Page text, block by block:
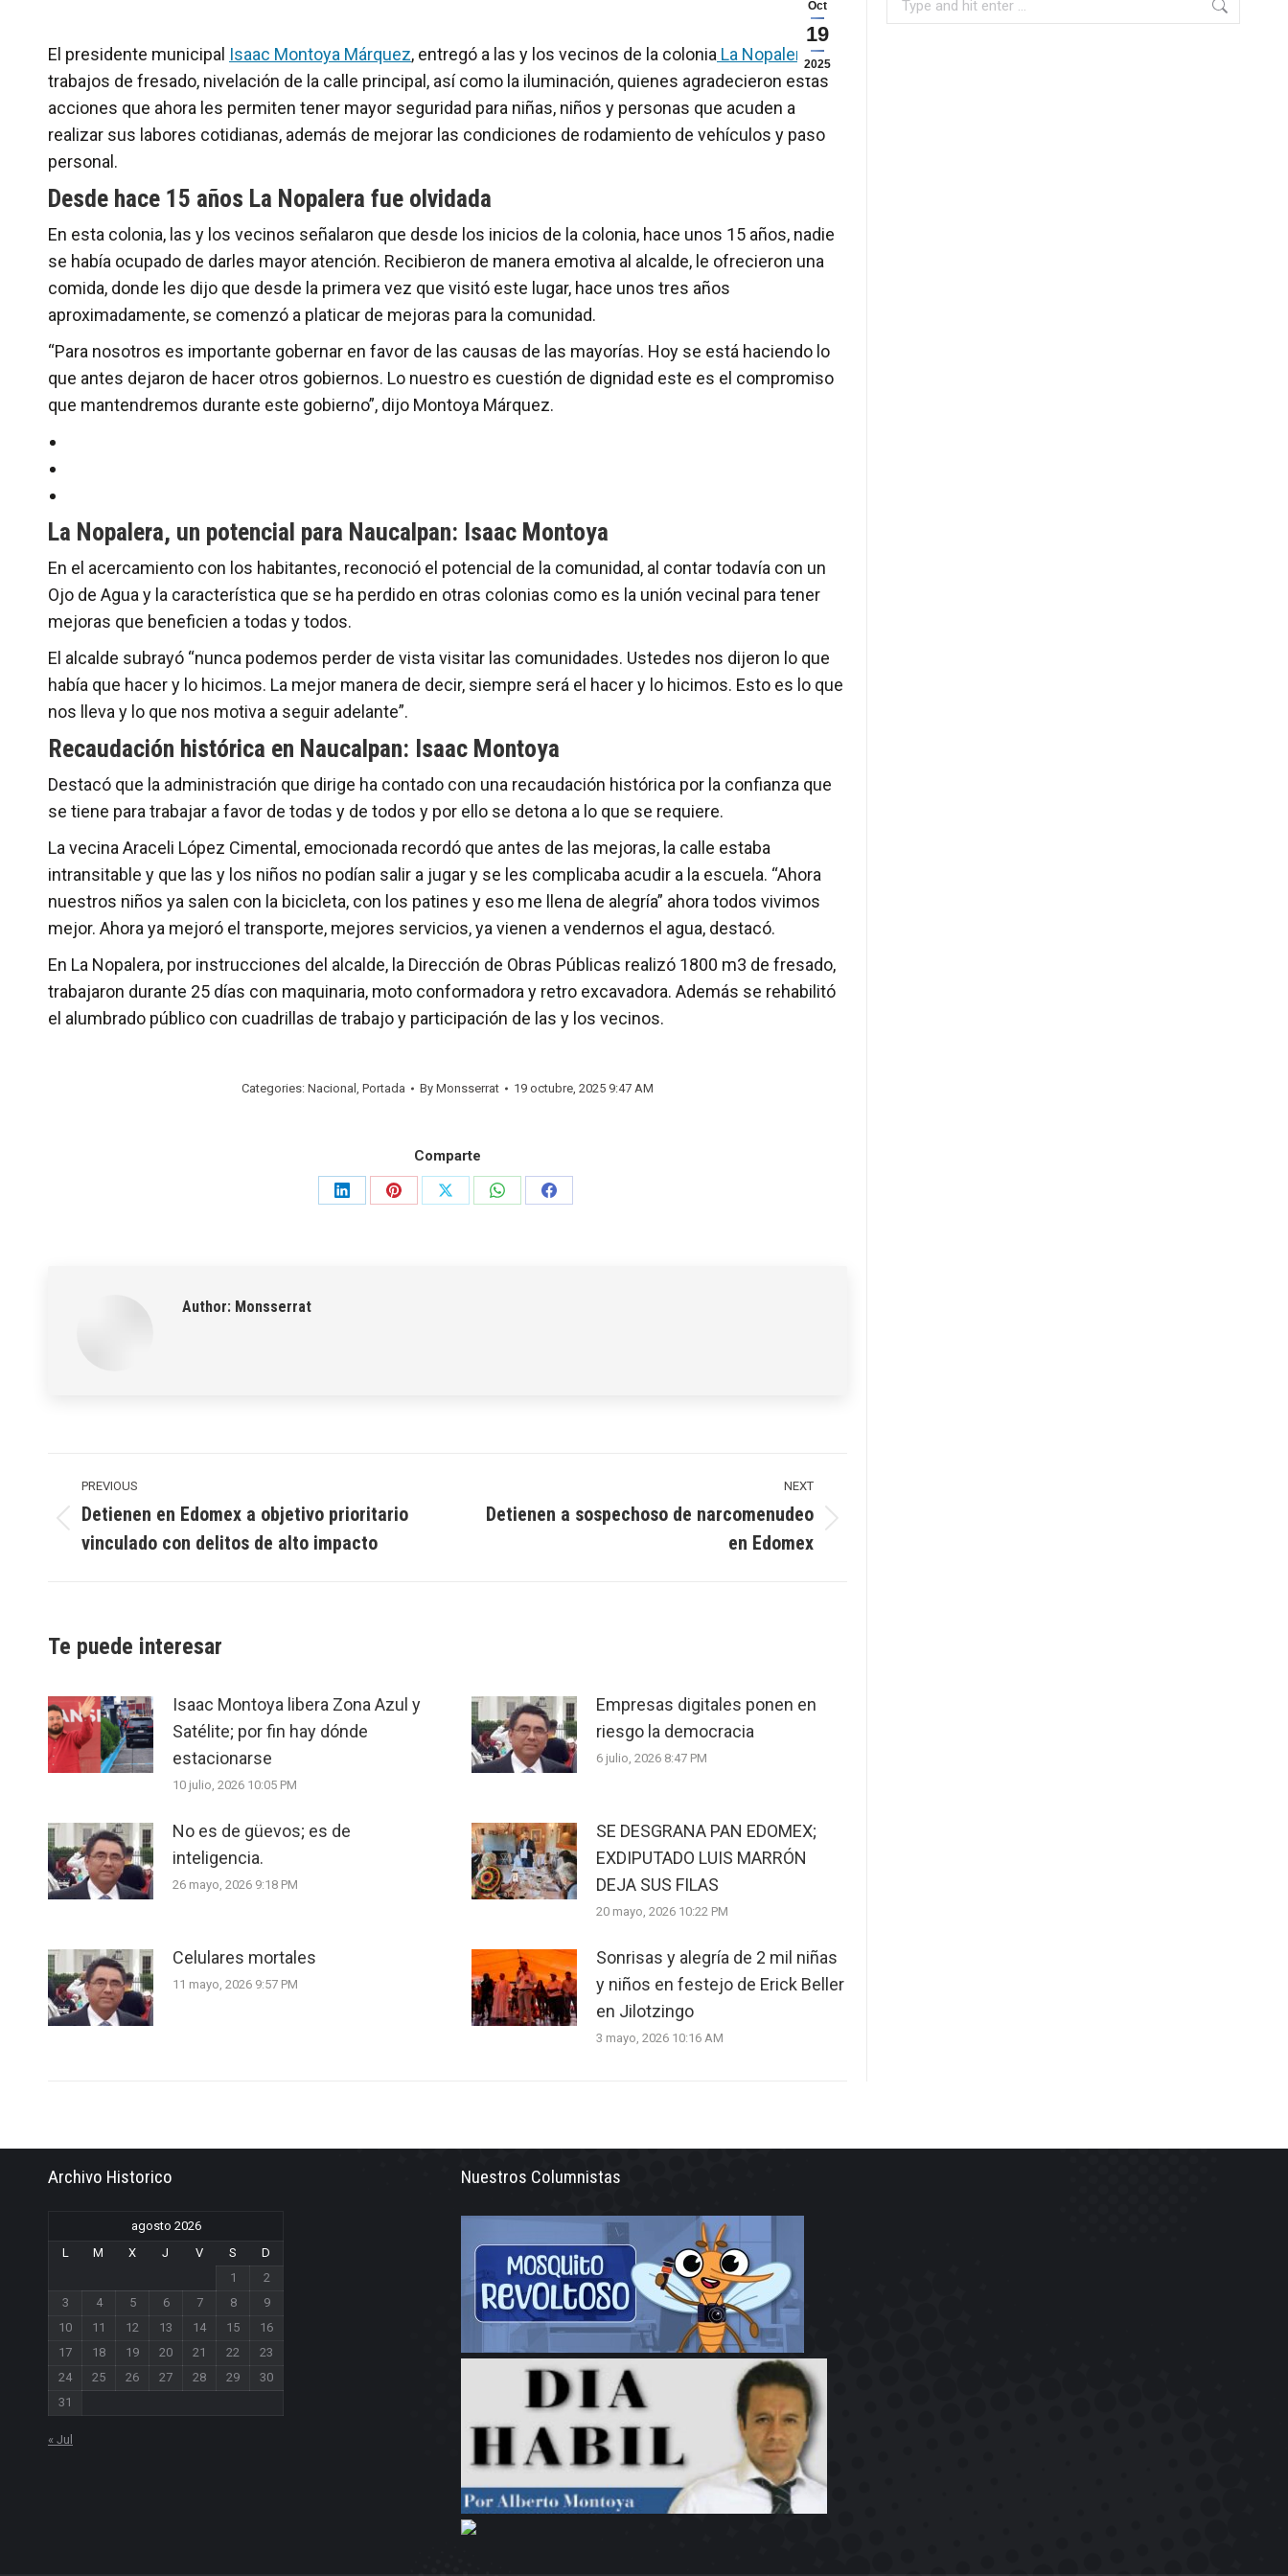
Oct
19
2025
El presidente municipal Isaac Montoya Márquez, entregó a las y los vecinos de la colonia La Nopalera ,
trabajos de fresado, nivelación de la calle principal, así como la iluminación, quienes agradecieron estas
acciones que ahora les permiten tener mayor seguridad para niñas, niños y personas que acuden a
realizar sus labores cotidianas, además de mejorar las condiciones de rodamiento de vehículos y paso
personal.
Desde hace 15 años La Nopalera fue olvidada
En esta colonia, las y los vecinos señalaron que desde los inicios de la colonia, hace unos 15 años, nadie
se había ocupado de darles mayor atención. Recibieron de manera emotiva al alcalde, le ofrecieron una
comida, donde les dijo que desde la primera vez que visitó este lugar, hace unos tres años
aproximadamente, se comenzó a platicar de mejoras para la comunidad.
“Para nosotros es importante gobernar en favor de las causas de las mayorías. Hoy se está haciendo lo
que antes dejaron de hacer otros gobiernos. Lo nuestro es cuestión de dignidad este es el compromiso
que mantendremos durante este gobierno”, dijo Montoya Márquez.
La Nopalera, un potencial para Naucalpan: Isaac Montoya
En el acercamiento con los habitantes, reconoció el potencial de la comunidad, al contar todavía con un
Ojo de Agua y la característica que se ha perdido en otras colonias como es la unión vecinal para tener
mejoras que beneficien a todas y todos.
El alcalde subrayó “nunca podemos perder de vista visitar las comunidades. Ustedes nos dijeron lo que
había que hacer y lo hicimos. La mejor manera de decir, siempre será el hacer y lo hicimos. Esto es lo que
nos lleva y lo que nos motiva a seguir adelante”.
Recaudación histórica en Naucalpan: Isaac Montoya
Destacó que la administración que dirige ha contado con una recaudación histórica por la confianza que
se tiene para trabajar a favor de todas y de todos y por ello se detona a lo que se requiere.
La vecina Araceli López Cimental, emocionada recordó que antes de las mejoras, la calle estaba
intransitable y que las y los niños no podían salir a jugar y se les complicaba acudir a la escuela. “Ahora
nuestros niños ya salen con la bicicleta, con los patines y eso me llena de alegría” ahora todos vivimos
mejor. Ahora ya mejoró el transporte, mejores servicios, ya vienen a vendernos el agua, destacó.
En La Nopalera, por instrucciones del alcalde, la Dirección de Obras Públicas realizó 1800 m3 de fresado,
trabajaron durante 25 días con maquinaria, moto conformadora y retro excavadora. Además se rehabilitó
el alumbrado público con cuadrillas de trabajo y participación de las y los vecinos.
Categories: Nacional , Portada By Monsserrat 19 octubre, 2025 9:47 AM
Comparte
Share
Share
Share
Share
Share
Author: Monsserrat
navigation
PREVIOUS
post:
Detienen en Edomex a objetivo prioritario
vinculado con delitos de alto impacto
NEXT
Detienen a sospechoso de narcomenudeo
en Edomex
Te puede interesar
Isaac Montoya libera Zona Azul y
Satélite; por fin hay dónde
estacionarse
10 julio, 2026 10:05 PM
Empresas digitales ponen en
riesgo la democracia
6 julio, 2026 8:47 PM
No es de güevos; es de
inteligencia.
26 mayo, 2026 9:18 PM
SE DESGRANA PAN EDOMEX;
EXDIPUTADO LUIS MARRÓN
DEJA SUS FILAS
20 mayo, 2026 10:22 PM
Celulares mortales
11 mayo, 2026 9:57 PM
Sonrisas y alegría de 2 mil niñas
y niños en festejo de Erick Beller
en Jilotzingo
3 mayo, 2026 10:16 AM
Archivo Historico
agosto 2026
L
M X J V S
D
1
2
3
4 5 6 7 8
9
10
11 12 13 14 15
16
17
18 19 20 21 22
23
24
25 26 27 28 29
30
31
« Jul
Nuestros Columnistas